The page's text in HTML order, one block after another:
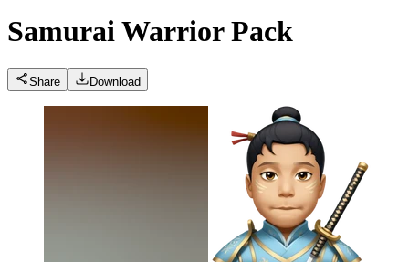
Samurai Warrior Pack
Share Download